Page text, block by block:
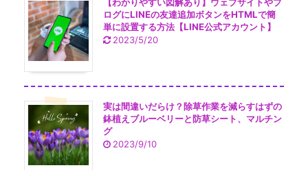
ログにLINEの友達追加ボタンをHTMLで簡
単に設置する方法【LINE公式アカウント】
2023/5/20
実は間違いだらけ？除草作業を減らすはずの
鉢植えブルーベリーと防草シート、マルチン
グ
2023/9/10